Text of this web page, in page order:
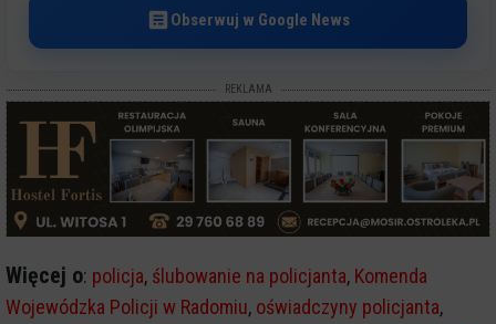
Obserwuj w Google News
REKLAMA
Więcej o: policja, ślubowanie na policjanta, Komenda
Wojewódzka Policji w Radomiu, oświadczyny policjanta,